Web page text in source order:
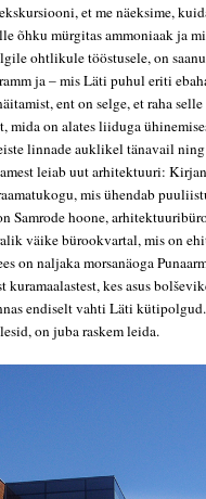
et me näeksime,
õhku mürgitas ammoniaak ja
ohtlikule tööstusele, on
ja – mis Läti puhul eriti
ent on selge, et raha
mida on alates liiduga
linnade auklikel tänavail
leiab uut arhitektuuri:
mis ühendab
Samrode hoone,
väike bürookvartal, mis on
on naljaka morsanäoga
kes asus
endiselt vahti Läti
on juba raskem leida.